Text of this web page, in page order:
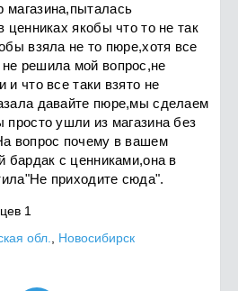
магазина,пыталась
ценниках якобы что то не так
взяла не то пюре,хотя все
решила мой вопрос,не
и что все таки взято не
давайте пюре,мы сделаем
просто ушли из магазина без
вопрос почему в вашем
бардак с ценниками,она в
приходите сюда".
1
обл. Новосибирск